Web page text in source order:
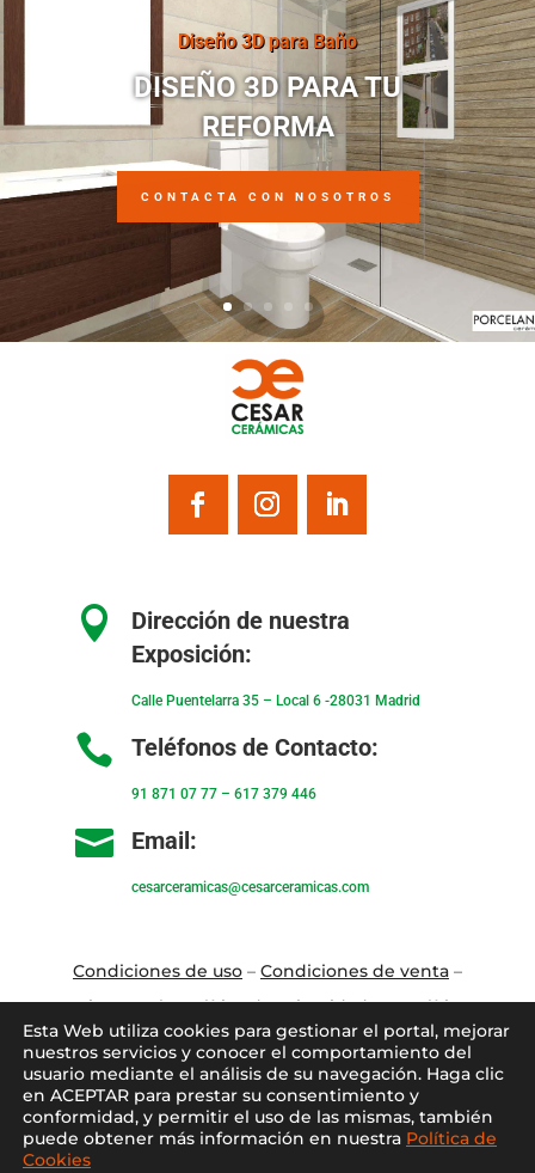
Diseño 3D para Baño
DISEÑO 3D PARA TU
REFORMA
CONTACTA CON NOSOTROS

Dirección de nuestra
Exposición:
Calle Puentelarra 35 – Local 6 -28031 Madrid
 Teléfonos de Contacto:
91 871 07 77– 617 379 446
 Email:
cesarceramicas@cesarceramicas.com
Condiciones de uso– Condiciones de venta–
Aviso Legal–Política de privacidad –Política
de cookies
Blog–Contacto–Conócenos –Mi Cuenta
Esta Web utiliza cookies para gestionar el portal, mejorar
nuestros servicios y conocer el comportamiento del
usuario mediante el análisis de su navegación. Haga clic
en ACEPTAR para prestar su consentimiento y
conformidad, y permitir el uso de las mismas, también
puede obtener más información en nuestra Política de
Cookies